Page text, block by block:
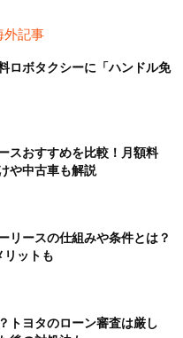
外記事
ロボタクシーに「ハンドル免
スおすすめを比較！月額料
や中古車も解説
リースの仕組みや条件とは？
リットも
トヨタのローン審査は厳し